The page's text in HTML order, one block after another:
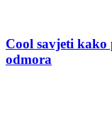
Cool savjeti
odmora